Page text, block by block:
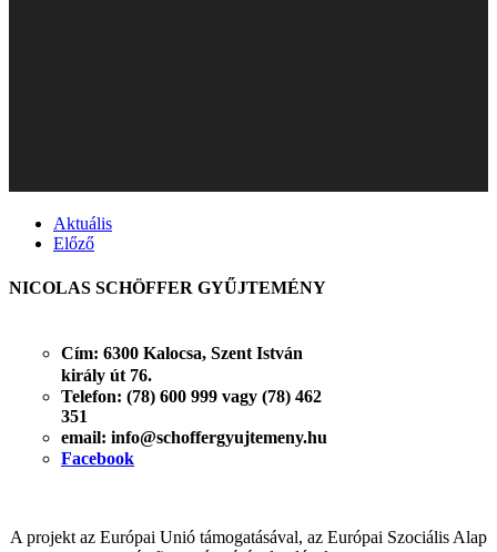
Aktuális
Előző
NICOLAS SCHÖFFER GYŰJTEMÉNY
Cím: 6300 Kalocsa, Szent István
király út 76.
Telefon: (78) 600 999 vagy (78) 462
351
email: info@schoffergyujtemeny.hu
Facebook
A projekt az Európai Unió támogatásával, az Európai Szociális Alap